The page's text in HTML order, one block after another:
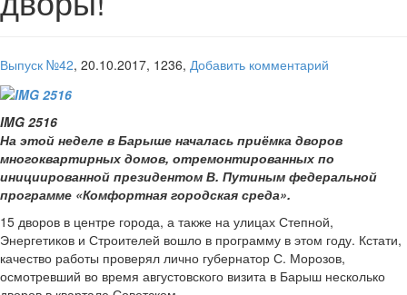
Выпуск №42, 20.10.2017, 1236, Добавить комментарий
IMG 2516
На этой неделе в Барыше началась приёмка дворов
многоквартирных домов, отремонтированных по
инициированной президентом В. Путиным федеральной
программе «Комфортная городская среда».
15 дворов в центре города, а также на улицах Степной,
Энергетиков и Строителей вошло в программу в этом году. Кстати,
качество работы проверял лично губернатор С. Морозов,
осмотревший во время августовского визита в Барыш несколько